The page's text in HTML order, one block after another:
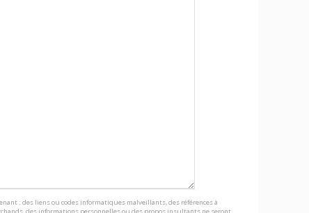
: des liens ou codes informatiques malveillants, des références à